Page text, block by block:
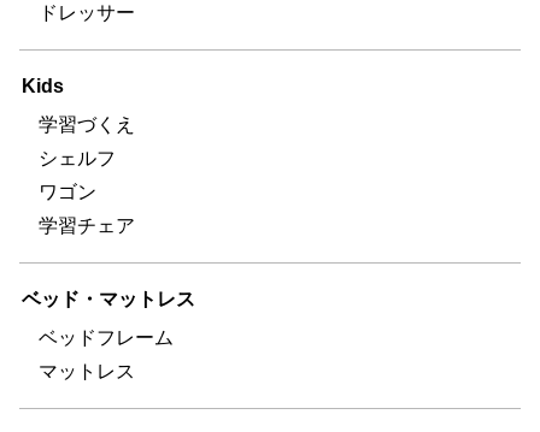
ドレッサー
Kids
学習づくえ
シェルフ
ワゴン
学習チェア
ベッド・マットレス
ベッドフレーム
マットレス